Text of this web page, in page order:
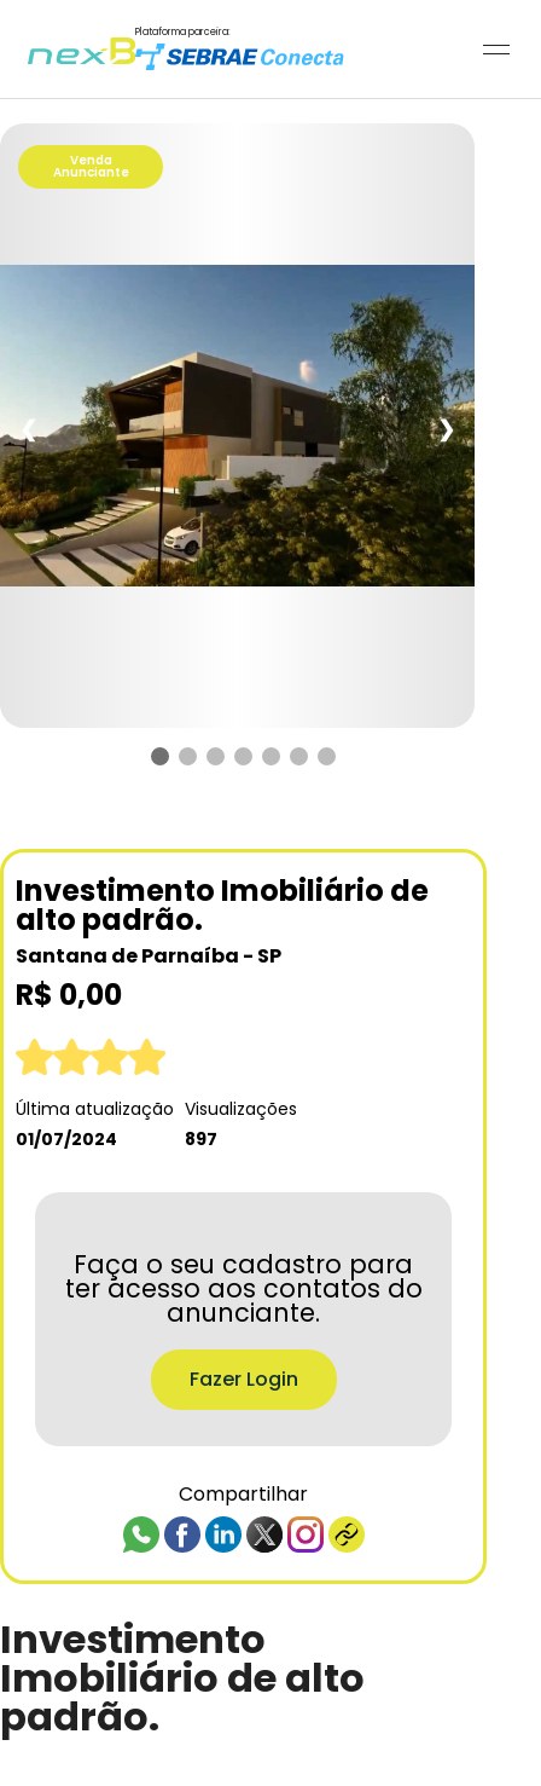
Plataforma parceira:
Venda
Anunciante
❮ ❯
Investimento Imobiliário de
alto padrão.
Santana de Parnaíba - SP
R$ 0,00
Última atualização
01/07/2024
Visualizações
897
Faça o seu cadastro para
ter acesso aos contatos do
anunciante.
Fazer Login
Compartilhar
Investimento
Imobiliário de alto
padrão.